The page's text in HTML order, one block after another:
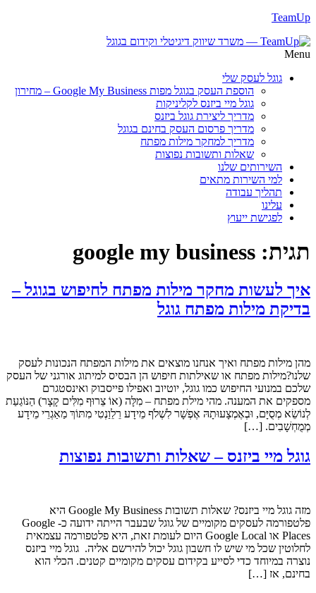
TeamUp
Menu
גוגל לעסק שלי
הוספת העסק בגוגל מפות Google My Business – מחירון
גוגל מיי ביזנס לקליניקות
מדריך ליצירת גוגל ביזנס
מדריך פרסום העסק בחינם בגוגל
מדריך למחקר מילות מפתח
שאלות ותשובות נפוצות
השירותים שלנו
למי השירות מתאים
תהליך עבודה
עלינו
לפגישת ייעוץ
תגית: google my business
איך לעשות מחקר מילות מפתח לחיפוש בגוגל –
בדיקת מילות מפתח גוגל
מהן מילות מפתח ואיך אנחנו מוצאים את מילות המפתח הנכונות לעסק
שלנו?מילות מפתח או שאילתות חיפוש הן הבסיס למיתוג אורגני של העסק
שלכם במנועי החיפוש כמו גוגל, יוטיוב ואפילו פייסבוק ואינסטגרם
מספקים את המענה. מהי מילת מפתח – מִלָּה (אוֹ צֵרוּף מִלִּים קָצָר) הַנּוֹגַעַת
לְנוֹשֵׂא מְסֻיָּם, וּבְאֶמְצָעוּתָהּ אֶפְשָׁר לִשְׁלֹף מֵידָע רֵלֵוַנְטִי מִתּוֹךְ מַאַגְרֵי מֵידָע
מְמֻחְשָׁבִים. […]
גוגל מיי ביזנס – שאלות ותשובות נפוצות
מזה גוגל מיי ביזנס? שאלות תשובות Google My Business היא
פלטפורמה לעסקים מקומיים של גוגל שבעבר הייתה ידועה כ- Google
Places או Google Local היום לעומת זאת, היא פלטפורמה עצמאית
לחלוטין שכל מי שיש לו חשבון גוגל יכול להירשם אליה. גוגל מיי ביזנס
נוצרה במיוחד כדי לסייע בקידום עסקים מקומיים קטנים. הכלי הוא
בחינם, אז […]